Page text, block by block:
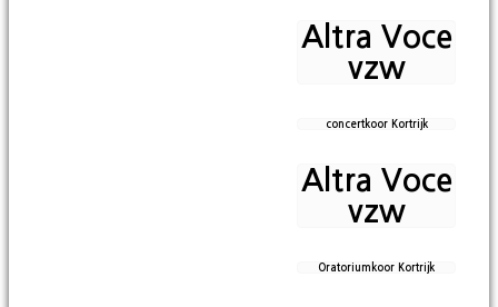
Altra Voce
vzw
concertkoor Kortrijk
Altra Voce
vzw
Oratoriumkoor Kortrijk